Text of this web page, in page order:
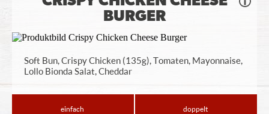
BURGER
Soft Bun, Crispy Chicken (135g), Tomaten, Mayonnaise,
Lollo Bionda Salat, Cheddar
einfach doppelt